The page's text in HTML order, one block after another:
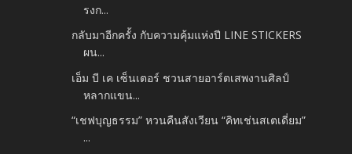
รงก...
กลับมาอีกครั้ง กับความคุ้มแห่งปี LINE STICKERS
ผน...
เอ็ม บี เค เซ็นเตอร์ ชวนสายอาร์ตเสพงานศิลป์
หลากแขน...
“เชฟบุญธรรม” หวนคืนสังเวียน “คิทเช่นสเตเดี่ยม”
...